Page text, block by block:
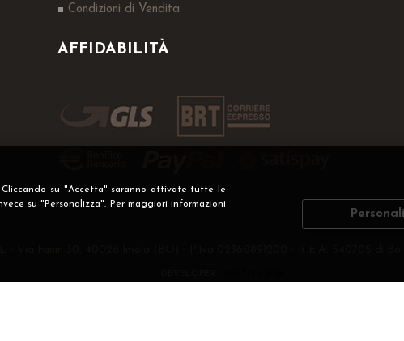
su "Accetta" saranno attivate tutte le
su "Personalizza". Per maggiori informazioni
Condizioni di Vendita
AFFIDABILITÀ